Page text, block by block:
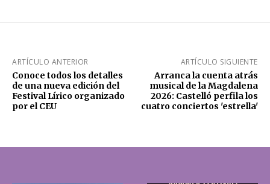
ARTÍCULO ANTERIOR
Conoce todos los detalles
de una nueva edición del
Festival Lírico organizado
por el CEU
ARTÍCULO SIGUIENTE
Arranca la cuenta atrás
musical de la Magdalena
2026: Castelló perfila los
cuatro conciertos 'estrella'